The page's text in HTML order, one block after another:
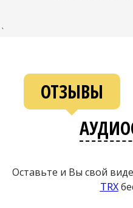
`
ОТЗЫВЫ
Оставьте и Вы свой
ТRХ